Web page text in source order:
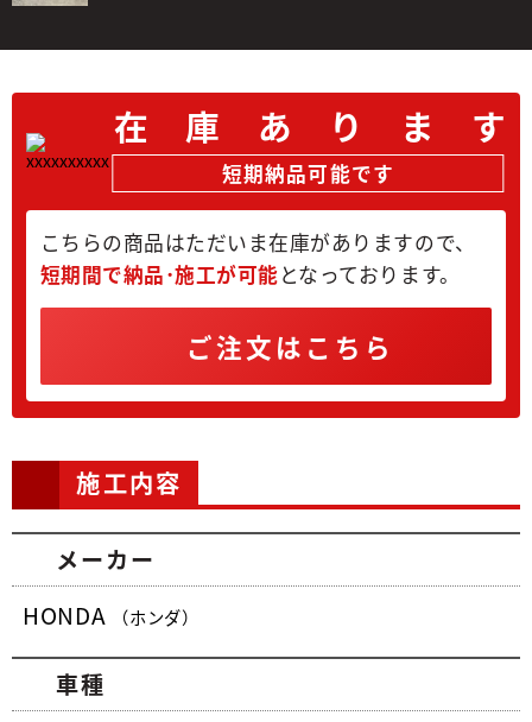
在 庫 あ り ま す
短期納品可能です
こちらの商品はただいま在庫がありますので、
短期間で納品･施工が可能となっております。
ご注文はこちら
施工内容
メーカー
HONDA
（ホンダ）
車種